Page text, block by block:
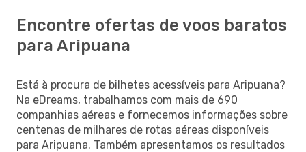
Encontre ofertas de voos baratos
para Aripuana
Está à procura de bilhetes acessíveis para Aripuana?
Na eDreams, trabalhamos com mais de 690
companhias aéreas e fornecemos informações sobre
centenas de milhares de rotas aéreas disponíveis
para Aripuana. Também apresentamos os resultados